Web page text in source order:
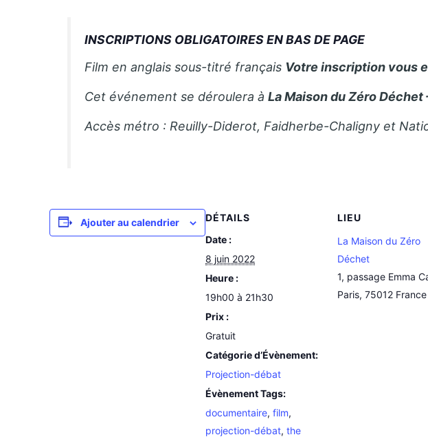
INSCRIPTIONS OBLIGATOIRES EN BAS DE PAGE
Film en anglais sous-titré français Votre inscription vous
Cet événement se déroulera àLa Maison du Zéro Déchet
Accès métro : Reuilly-Diderot, Faidherbe-Chaligny et
Ajouter au calendrier
DÉTAILS
Date :
8 juin 2022
Heure :
19h00 à 21h30
Prix :
Gratuit
Catégorie d’Évènement:
Projection-débat
Évènement Tags:
documentaire, film,
projection-débat, the
LIEU
La Maison du Zéro
Déchet
1, passage Emma
Paris, 75012 France